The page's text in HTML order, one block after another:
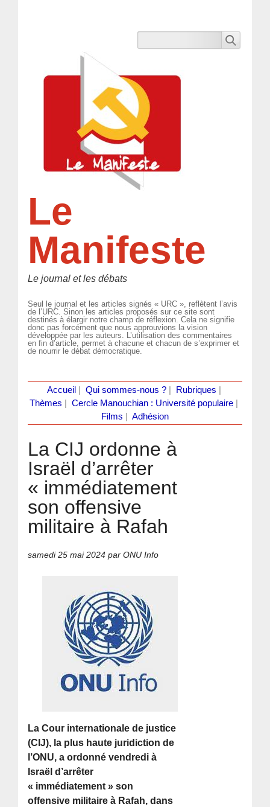
Le
Manifeste
Le journal et les débats
Seul le journal et les articles signés « URC », reflètent l’avis
de l’URC. Sinon les articles proposés sur ce site sont
destinés à élargir notre champ de réflexion. Cela ne signifie
donc pas forcément que nous approuvions la vision
développée par les auteurs. L’utilisation des commentaires
en fin d’article, permet à chacune et chacun de s’exprimer et
de nourrir le débat démocratique.
Accueil Qui sommes-nous ?| Rubriques
Thèmes
Cercle Manouchian : Université populaire
Films
Adhésion
La CIJ ordonne à
Israël d’arrêter
« immédiatement »
son offensive
militaire à Rafah
samedi 25 mai 2024 par ONU Info
La Cour internationale de justice
(CIJ), la plus haute juridiction de
l’ONU, a ordonné vendredi à
Israël d’arrêter
« immédiatement » son
offensive militaire à Rafah, dans